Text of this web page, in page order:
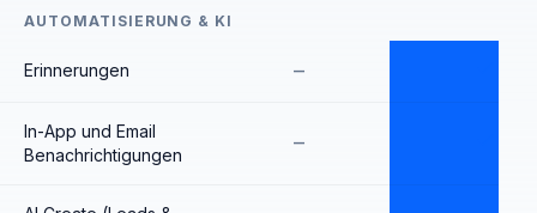
AUTOMATISIERUNG & KI
Erinnerungen –
In-App und Email
Benachrichtigungen
–